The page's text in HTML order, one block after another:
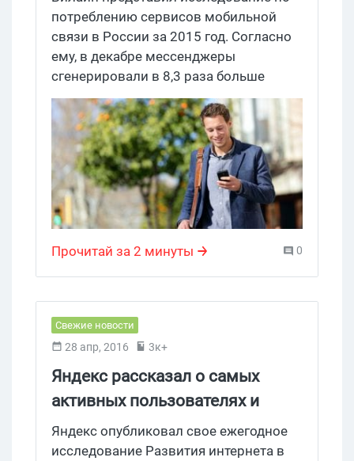
полгода
потреблению сервисов мобильной
связи в России за 2015 год. Согласно
ему, в декабре мессенджеры
сгенерировали в 8,3 раза больше
трафика, чем полгода назад,
социальные сети – в 6,3 раза больше, а
электронная почта – в 3 раза. При
этом по количеству потребленного
трафика лидируют следующие
мессенджеры: Skype, WhatsApp,
Telegram, Facebook Messenger, Vk
Соответственно, среди соцсетей
лидируют ВКонтакте, Instagram,
почты – Mail.ru и Gmail.com.
Прочитай за 2 минуты 0
Свежие новости
28 апр, 2016 3к+
Яндекс рассказал о самых
активных пользователях и
самых популярных сайтах
Яндекс опубликовал свое ежегодное
исследование Развития интернета в